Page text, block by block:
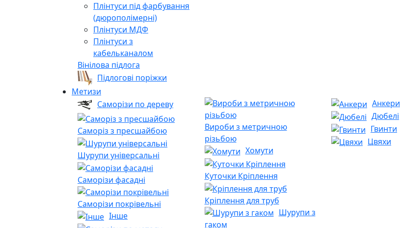
Плінтуси під фарбування
(дюрополімерні)
Плінтуси МДФ
Плінтуси з
кабельканалом
Вінілова підлога
Підлогові поріжки
Метизи
Саморізи по дереву
Саморіз з пресшайбою
Шурупи універсальні
Саморізи фасадні
Саморізи покрівельні
Інше
Вироби з метричною
різьбою
Хомути
Куточки Кріплення
Кріплення для труб
Шурупи з
гаком
Анкери
Дюбелі
Гвинти
Цвяхи